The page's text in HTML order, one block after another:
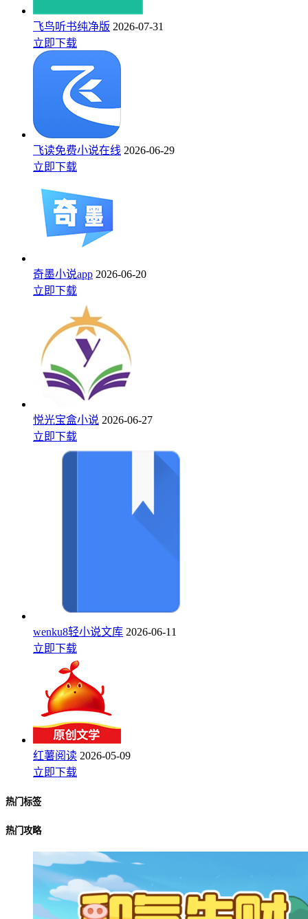
飞鸟听书纯净版 2026-07-31
立即下载
飞读免费小说在线 2026-06-29
立即下载
奇墨小说app 2026-06-20
立即下载
悦光宝盒小说 2026-06-27
立即下载
wenku8轻小说文库 2026-06-11
立即下载
红薯阅读 2026-05-09
立即下载
热门标签
热门攻略